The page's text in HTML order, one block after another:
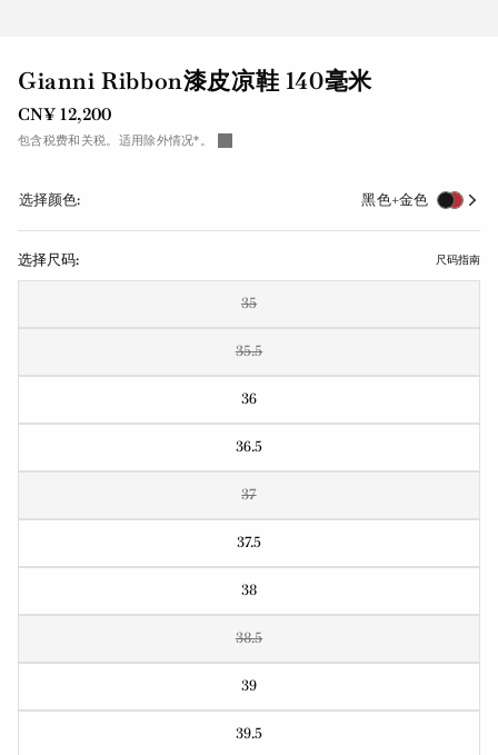
Gianni Ribbon漆皮凉鞋 140毫米
CN¥ 12,200
包含税费和关税。适用除外情况*。
选择颜色: 黑色+金色
选择尺码: 尺码指南
35
35.5
36
36.5
37
37.5
38
38.5
39
39.5